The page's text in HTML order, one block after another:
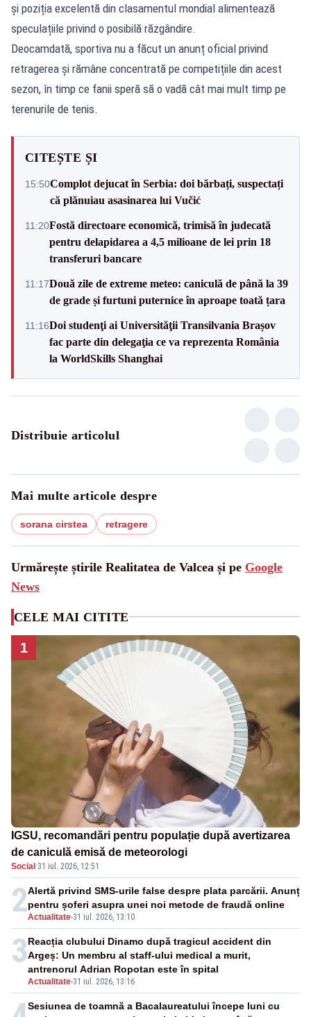
și poziția excelentă din clasamentul mondial alimentează
speculațiile privind o posibilă răzgândire.
Deocamdată, sportiva nu a făcut un anunț oficial privind
retragerea și rămâne concentrată pe competițiile din acest
sezon, în timp ce fanii speră să o vadă cât mai mult timp pe
terenurile de tenis.
CITEȘTE ȘI
15:50Complot dejucat în Serbia: doi bărbați, suspectați
că plănuiau asasinarea lui Vučić
11:20Fostă directoare economică, trimisă în judecată
pentru delapidarea a 4,5 milioane de lei prin 18
transferuri bancare
11:17Două zile de extreme meteo: caniculă de până la 39
de grade și furtuni puternice în aproape toată țara
11:16Doi studenţi ai Universităţii Transilvania Brașov
fac parte din delegaţia ce va reprezenta România
la WorldSkills Shanghai
Distribuie articolul
Mai multe articole despre
sorana cirstea retragere
Urmărește știrile Realitatea de Valcea și pe Google
News
CELE MAI CITITE
1
IGSU, recomandări pentru populație după avertizarea
de caniculă emisă de meteorologi
Social ·31 iul. 2026, 12:51
2Actualitate-31 iul. 2026, 13:10
Alertă privind SMS-urile false despre plata parcării. Anunț
pentru șoferi asupra unei noi metode de fraudă online
3
Actualitate-31 iul. 2026, 13:16
Reacția clubului Dinamo după tragicul accident din
Argeș: Un membru al staff-ului medical a murit,
antrenorul Adrian Ropotan este în spital
Sesiunea de toamnă a Bacalaureatului începe luni cu